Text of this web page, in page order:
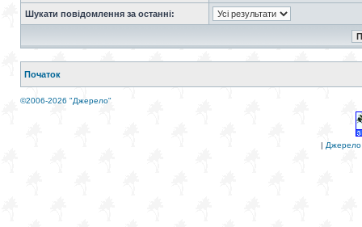
Шукати повідомлення за останні:
Початок
©2006-2026 "Джерело"
| Джерело